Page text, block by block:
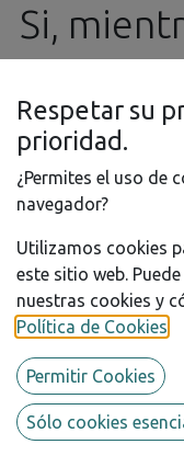
Si,
Marcas
Respetar su
prioridad.
¿Permites el uso de
navegador?
Utilizamos cookies
este sitio web.
nuestras cookies y
Política de Cookies
Permitir Cookies
Sólo cookies